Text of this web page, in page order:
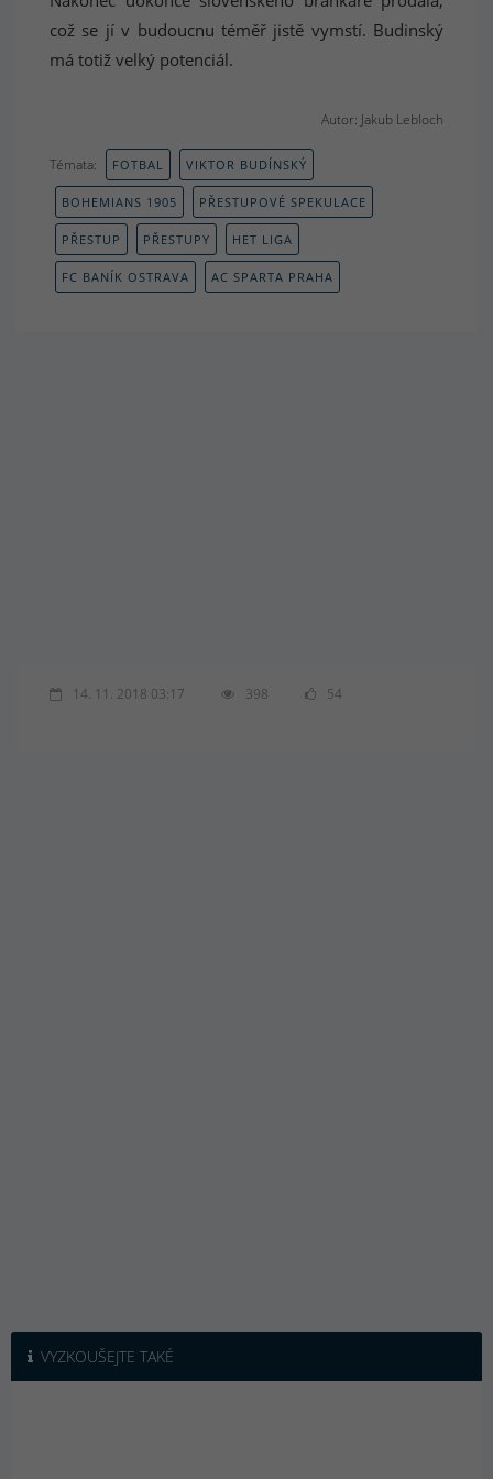
což se jí v budoucnu téměř jistě vymstí. Budinský
má totiž velký potenciál.
Autor: Jakub Lebloch
Témata: FOTBAL VIKTOR BUDÍNSKÝ
BOHEMIANS 1905 PŘESTUPOVÉ SPEKULACE
PŘESTUP PŘESTUPY HET LIGA
FC BANÍK OSTRAVA AC SPARTA PRAHA
14. 11. 2018 03:17 398 54
VYZKOUŠEJTE TAKÉ